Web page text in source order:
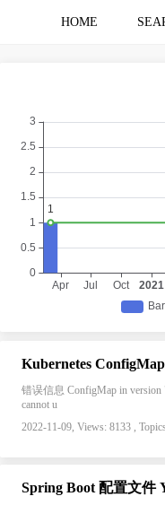
HOME
错误信息 ConfigMap in version
cannot u
2022-11-09, Views: 8133 ,
Spring Boot 配置文件